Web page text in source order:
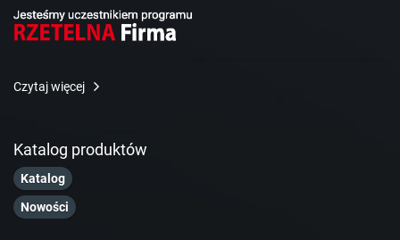
Czytaj więcej
Katalog produktów
Katalog
Nowości